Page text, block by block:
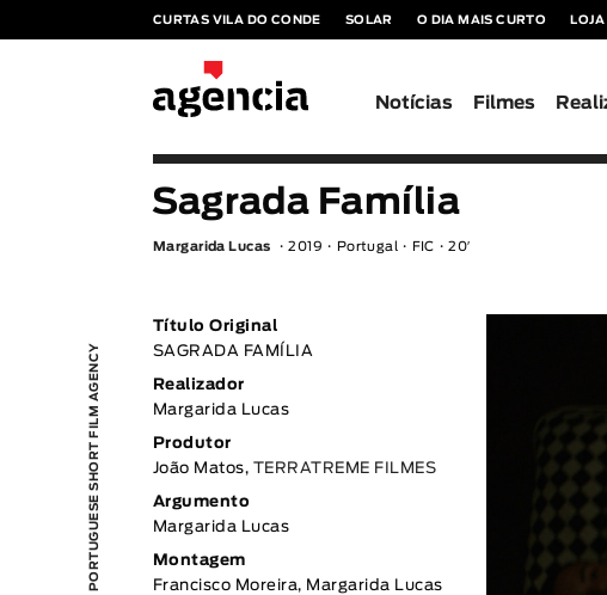
CURTAS VILA DO CONDE SOLAR O DIA MAIS CURTO LOJA
Notícias Filmes
PORTUGUESE SHORT FILM AGENCY
Sagrada Família
Margarida Lucas 2019 Portugal FIC 20′
Título Original
SAGRADA FAMÍLIA
Realizador
Margarida Lucas
Produtor
João Matos, TERRATREME FILMES
Argumento
Margarida Lucas
Montagem
Francisco Moreira, Margarida Lucas